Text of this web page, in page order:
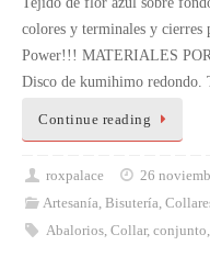
colores y terminales y cierres
Power!!! MATERIALES
Disco de kumihimo redondo.
Continue reading
roxpalace
26
Artesanía, Bisutería,
Abalorios, Collar, conjunto,